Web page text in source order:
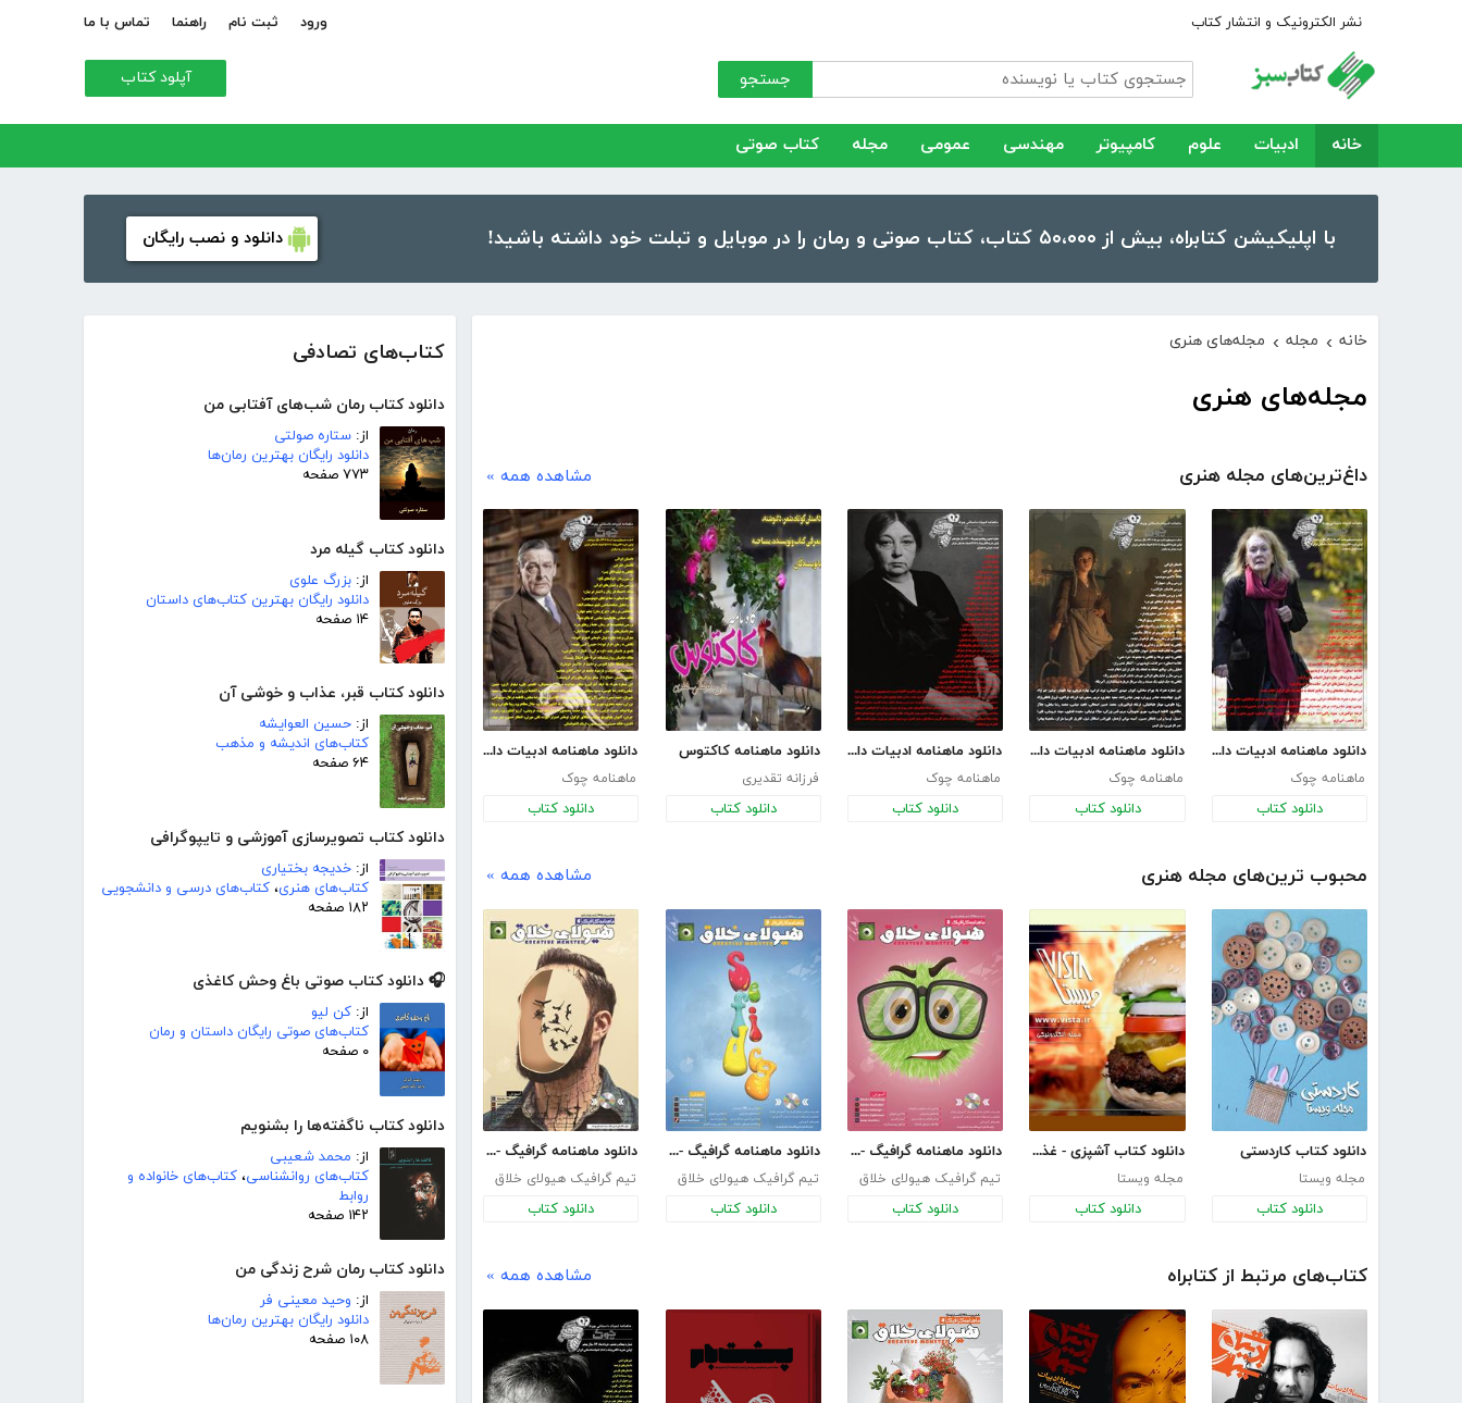
نشر الکترونیک و انتشار کتاب ورود ثبت نام راهنما تماس با ما
جستجو آپلود کتاب
خانه ادبیات علوم کامپیوتر مهندسی عمومی مجله کتاب صوتی
با اپلیکیشن کتابراه، بیش از ۵۰،۰۰۰ کتاب، کتاب صوتی و رمان را در موبایل و تبلت خود داشته باشید! دانلود و نصب رایگان
کتاب‌های تصادفی
دانلود کتاب رمان شب‌های آفتابی من
از: ستاره صولتی
دانلود رایگان بهترین رمان‌ها
۷۷۳ صفحه
دانلود کتاب گیله مرد
از: بزرگ علوی
دانلود رایگان بهترین کتاب‌های داستان
۱۴ صفحه
دانلود کتاب قبر، عذاب و خوشی آن
از: حسین العوایشه
کتاب‌های اندیشه و مذهب
۶۴ صفحه
دانلود کتاب تصویرسازی آموزشی و تایپوگرافی
از: خدیجه بختیاری
کتاب‌های هنری، کتاب‌های درسی و دانشجویی
۱۸۲ صفحه
🎧 دانلود کتاب صوتی باغ وحش کاغذی
از: کن لیو
کتاب‌های صوتی رایگان داستان و رمان
۰ صفحه
دانلود کتاب ناگفته‌ها را بشنویم
از: محمد شعیبی
کتاب‌های روانشناسی، کتاب‌های خانواده و
روابط
۱۴۲ صفحه
دانلود کتاب رمان شرح زندگی من
از: وحید معینی فر
دانلود رایگان بهترین رمان‌ها
۱۰۸ صفحه
خانه › مجله › مجله‌های هنری
مجله‌های هنری
داغ‌ترین‌های مجله هنری مشاهده همه »
دانلود ماهنامه ادبیات داستانی چوک - شماره 147
ماهنامه چوک
دانلود کتاب
دانلود ماهنامه ادبیات داستانی چوک - شماره 146
ماهنامه چوک
دانلود کتاب
دانلود ماهنامه ادبیات داستانی چوک - شماره 138
ماهنامه چوک
دانلود کتاب
دانلود ماهنامه کاکتوس
فرزانه تقدیری
دانلود کتاب
دانلود ماهنامه ادبیات داستانی چوک - شماره 143
ماهنامه چوک
دانلود کتاب
محبوب ترین‌های مجله هنری مشاهده همه »
دانلود کتاب کاردستی
مجله ویستا
دانلود کتاب
دانلود کتاب آشپزی - غذاهای آماده و فوری
مجله ویستا
دانلود کتاب
دانلود ماهنامه گرافیگ - هیولای خلاق - شماره 8
تیم گرافیک هیولای خلاق
دانلود کتاب
دانلود ماهنامه گرافیگ - هیولای خلاق - شماره 9
تیم گرافیک هیولای خلاق
دانلود کتاب
دانلود ماهنامه گرافیگ - هیولای خلاق - شماره 6
تیم گرافیک هیولای خلاق
دانلود کتاب
کتاب‌های مرتبط از کتابراه مشاهده همه »